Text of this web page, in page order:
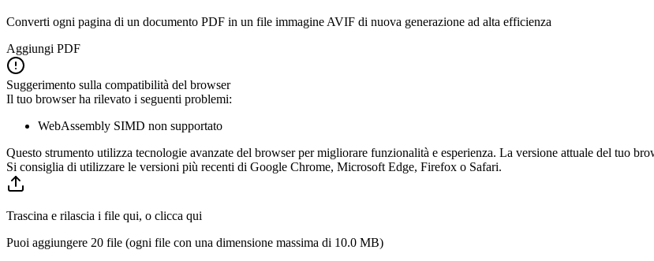
Converti ogni pagina di un documento PDF in un file immagine AVIF di nuova generazione ad alta efficienza
Aggiungi PDF
Suggerimento sulla compatibilità del browser
Il tuo browser ha rilevato i seguenti problemi:
WebAssembly SIMD non supportato
Questo strumento utilizza tecnologie avanzate del browser per migliorare funzionalità e esperienza. La versione attuale del tuo
Si consiglia di utilizzare le versioni più recenti di Google Chrome, Microsoft Edge, Firefox o Safari.
Trascina e rilascia i file qui, o clicca qui
Puoi aggiungere 20 file (ogni file con una dimensione massima di 10.0 MB)